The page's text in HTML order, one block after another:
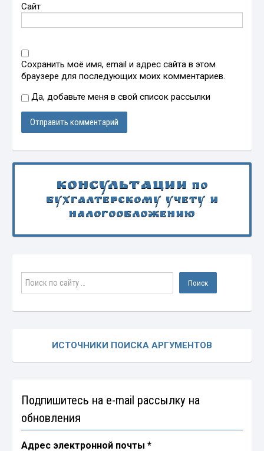
Сайт
Сохранить моё имя, email и адрес сайта в этом
браузере для последующих моих комментариев.
Да, добавьте меня в свой список рассылки
Консультации по
бухгалтерскому учету и
налогообложению
ИСТОЧНИКИ ПОИСКА АРГУМЕНТОВ
Подпишитесь на e-mail рассылку на
обновления
Адрес электронной почты*